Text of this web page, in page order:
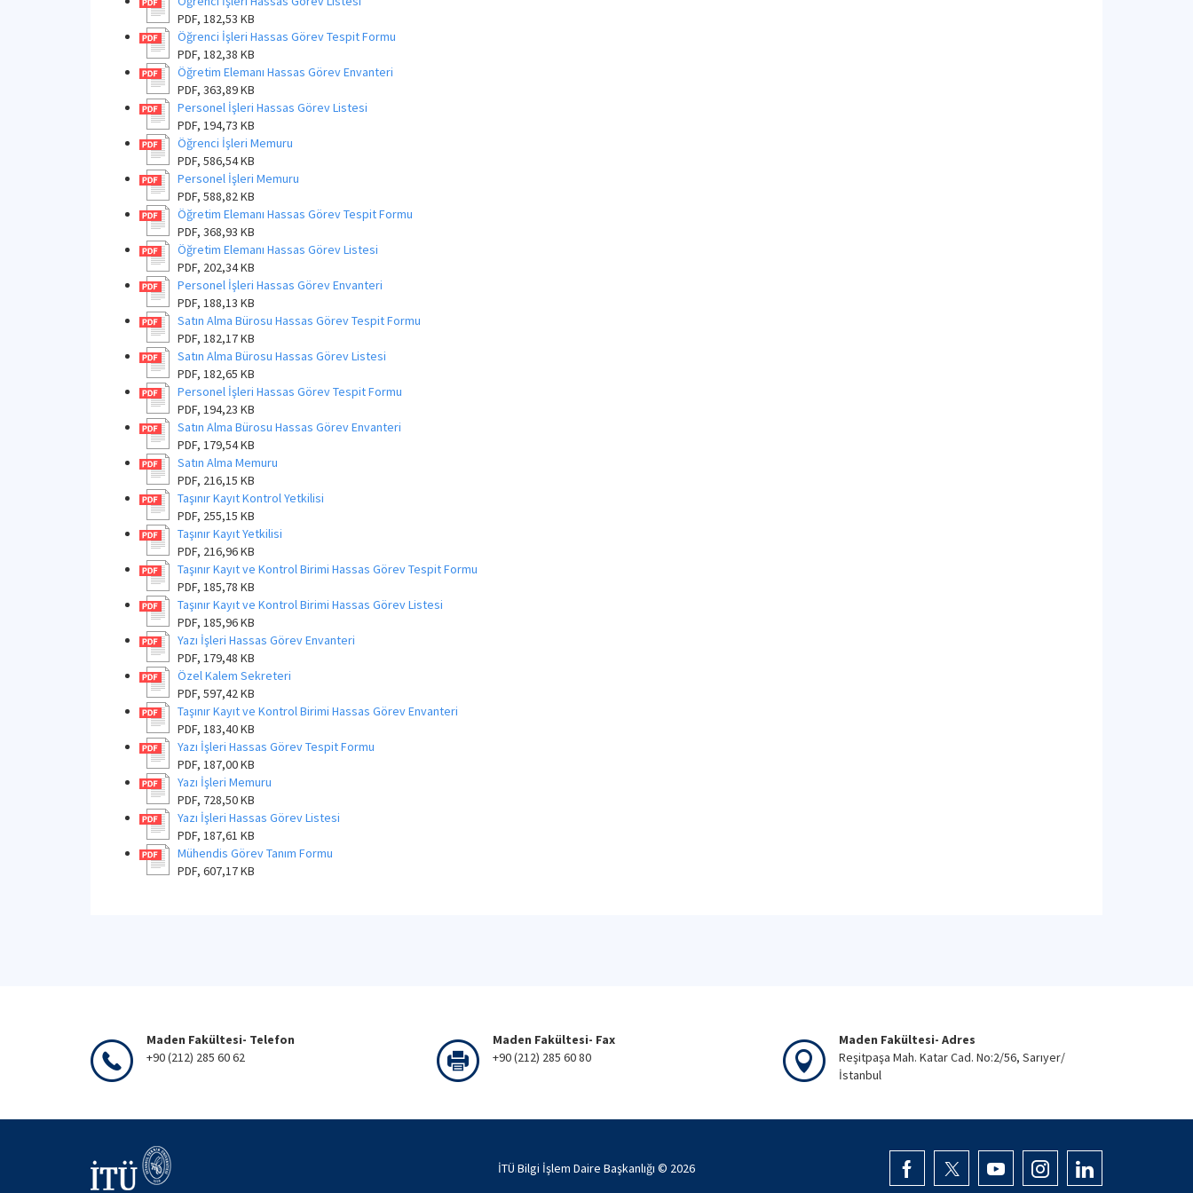
PDF, 182,53 KB
Öğrenci İşleri Hassas Görev Tespit Formu
PDF, 182,38 KB
Öğretim Elemanı Hassas Görev Envanteri
PDF, 363,89 KB
Personel İşleri Hassas Görev Listesi
PDF, 194,73 KB
Öğrenci İşleri Memuru
PDF, 586,54 KB
Personel İşleri Memuru
PDF, 588,82 KB
Öğretim Elemanı Hassas Görev Tespit Formu
PDF, 368,93 KB
Öğretim Elemanı Hassas Görev Listesi
PDF, 202,34 KB
Personel İşleri Hassas Görev Envanteri
PDF, 188,13 KB
Satın Alma Bürosu Hassas Görev Tespit Formu
PDF, 182,17 KB
Satın Alma Bürosu Hassas Görev Listesi
PDF, 182,65 KB
Personel İşleri Hassas Görev Tespit Formu
PDF, 194,23 KB
Satın Alma Bürosu Hassas Görev Envanteri
PDF, 179,54 KB
Satın Alma Memuru
PDF, 216,15 KB
Taşınır Kayıt Kontrol Yetkilisi
PDF, 255,15 KB
Taşınır Kayıt Yetkilisi
PDF, 216,96 KB
Taşınır Kayıt ve Kontrol Birimi Hassas Görev Tespit Formu
PDF, 185,78 KB
Taşınır Kayıt ve Kontrol Birimi Hassas Görev Listesi
PDF, 185,96 KB
Yazı İşleri Hassas Görev Envanteri
PDF, 179,48 KB
Özel Kalem Sekreteri
PDF, 597,42 KB
Taşınır Kayıt ve Kontrol Birimi Hassas Görev Envanteri
PDF, 183,40 KB
Yazı İşleri Hassas Görev Tespit Formu
PDF, 187,00 KB
Yazı İşleri Memuru
PDF, 728,50 KB
Yazı İşleri Hassas Görev Listesi
PDF, 187,61 KB
Mühendis Görev Tanım Formu
PDF, 607,17 KB
Maden Fakültesi- Telefon
+90 (212) 285 60 62
Maden Fakültesi- Fax
+90 (212) 285 60 80
Maden Fakültesi- Adres
Reşitpaşa Mah. Katar Cad. No:2/56, Sarıyer/
İstanbul
İTÜ Bilgi İşlem Daire Başkanlığı © 2026